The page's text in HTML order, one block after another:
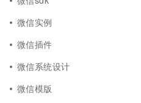
微信实例
微信插件
微信系统设计
微信模版